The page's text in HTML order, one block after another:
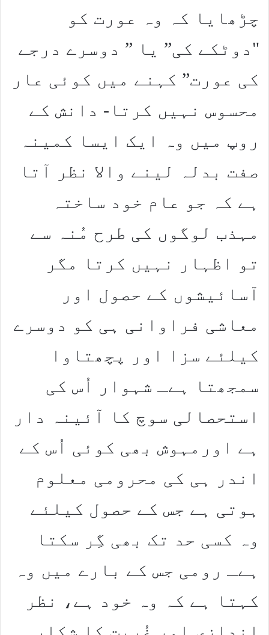
چڑھایا کہ وہ عورت کو
"دوٹکے کی” یا ” دوسرے درجے
کی عورت” کہنے میں کوئی عار
محسوس نہیں کرتا- دانش کے
روپ میں وہ ایک ایسا کمینہ
صفت بدلہ لینے والا نظر آتا
ہے کہ جو عام خود ساختہ
مہذب لوگوں کی طرح مُنہ سے
تو اظہار نہیں کرتا مگر
آسائیشوں کے حصول اور
معاشی فراوانی ہی کو دوسرے
کیلئے سزا اور پچھتاوا
سمجھتا ہےـ شہوار اُس کی
استحصالی سوچ کا آئینہ دار
ہے اورمہوش بھی کوئی اُس کے
اندر ہی کی محرومی معلوم
ہوتی ہے جس کے حصول کیلئے
وہ کسی حد تک بھی گِر سکتا
ہےـ رومی جس کے بارے میں وہ
کہتا ہے کہ وہ خود ہے، نظر
اندازی اور غُربت کا شکار